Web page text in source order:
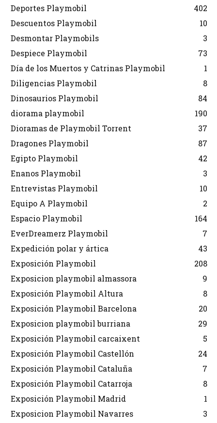
Deportes Playmobil
402
Descuentos Playmobil
10
Desmontar Playmobils
3
Despiece Playmobil
73
Día de los Muertos y Catrinas Playmobil
1
Diligencias Playmobil
8
Dinosaurios Playmobil
84
diorama playmobil
190
Dioramas de Playmobil Torrent
37
Dragones Playmobil
87
Egipto Playmobil
42
Enanos Playmobil
3
Entrevistas Playmobil
10
Equipo A Playmobil
2
Espacio Playmobil
164
EverDreamerz Playmobil
7
Expedición polar y ártica
43
Exposición Playmobil
208
Exposicion playmobil almassora
9
Exposición Playmobil Altura
8
Exposición Playmobil Barcelona
20
Exposicion playmobil burriana
29
Exposición Playmobil carcaixent
5
Exposición Playmobil Castellón
24
Exposición Playmobil Cataluña
7
Exposición Playmobil Catarroja
8
Exposición Playmobil Madrid
1
Exposicion Playmobil Navarres
3